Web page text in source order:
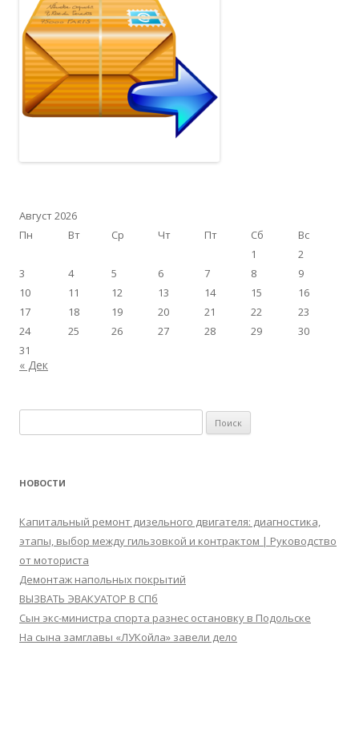
Август 2026
Пн
Вт Ср Чт Пт Сб
Вс
1
2
3
4 5 6 7 8
9
10
11 12 13 14 15
16
17
18 19 20 21 22
23
24
25 26 27 28 29
30
31
« Дек
НОВОСТИ
Капитальный ремонт дизельного двигателя: диагностика,
этапы, выбор между гильзовкой и контрактом | Руководство
от моториста
Демонтаж напольных покрытий
ВЫЗВАТЬ ЭВАКУАТОР В СПб
Сын экс-министра спорта разнес остановку в Подольске
На сына замглавы «ЛУКойла» завели дело